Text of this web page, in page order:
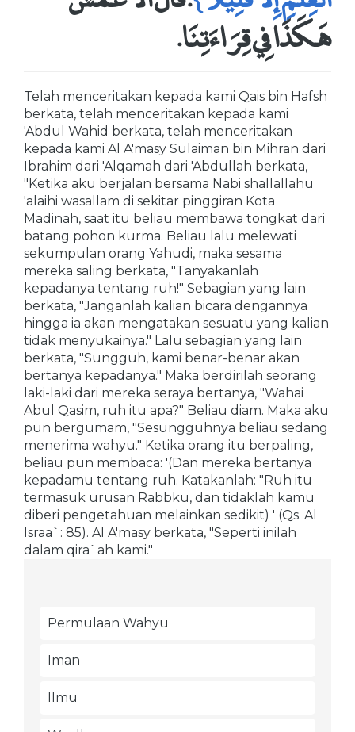
هَكَذَا فِي قِرَاءَتِنَا‏.‏
Telah menceritakan kepada kami Qais bin Hafsh
berkata, telah menceritakan kepada kami
'Abdul Wahid berkata, telah menceritakan
kepada kami Al A'masy Sulaiman bin Mihran dari
Ibrahim dari 'Alqamah dari 'Abdullah berkata,
"Ketika aku berjalan bersama Nabi shallallahu
'alaihi wasallam di sekitar pinggiran Kota
Madinah, saat itu beliau membawa tongkat dari
batang pohon kurma. Beliau lalu melewati
sekumpulan orang Yahudi, maka sesama
mereka saling berkata, "Tanyakanlah
kepadanya tentang ruh!" Sebagian yang lain
berkata, "Janganlah kalian bicara dengannya
hingga ia akan mengatakan sesuatu yang kalian
tidak menyukainya." Lalu sebagian yang lain
berkata, "Sungguh, kami benar-benar akan
bertanya kepadanya." Maka berdirilah seorang
laki-laki dari mereka seraya bertanya, "Wahai
Abul Qasim, ruh itu apa?" Beliau diam. Maka aku
pun bergumam, "Sesungguhnya beliau sedang
menerima wahyu." Ketika orang itu berpaling,
beliau pun membaca: '(Dan mereka bertanya
kepadamu tentang ruh. Katakanlah: "Ruh itu
termasuk urusan Rabbku, dan tidaklah kamu
diberi pengetahuan melainkan sedikit) ' (Qs. Al
Israa`: 85). Al A'masy berkata, "Seperti inilah
dalam qira`ah kami."
Permulaan Wahyu
Iman
Ilmu